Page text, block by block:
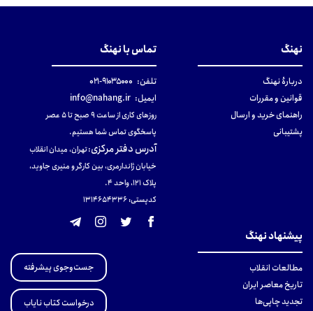
نهنگ
دربارهٔ نهنگ
قوانین و مقررات
راهنمای خرید و ارسال
پشتیبانی
تماس با نهنگ
تلفن: ۹۱۰۳۵۰۰۰-۰۲۱
ایمیل: info@nahang.ir
روزهای کاری از ساعت ۹ صبح تا ۵ عصر
پاسخگوی تماس شما هستیم.
آدرس دفتر مرکزی:تهران، میدان انقلاب
خیابان ژاندارمری، بین کارگر و منیری جاوید،
پلاک 121، واحد ۴.
کدپستی: 131465433۶
پیشنهاد نهنگ
مطالعات انقلاب
تاریخ معاصر ایران
تجدید چاپی‌ها
جست‌وجوی پیشرفته
درخواست کتاب نایاب